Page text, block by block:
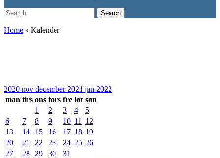
Search
for:
Search
Home » Kalender
2020 nov december 2021 jan 2022
man tirs ons tors fre lør søn
1
2 3 4
5
6
7 8 9 10 11
12
13
14 15 16 17 18 19
20
21 22 23 24 25 26
27
28 29 30
31